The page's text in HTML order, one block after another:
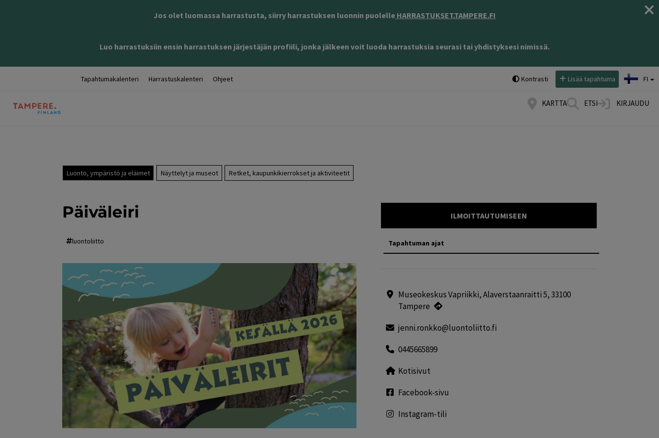
Jos olet luomassa harrastusta, siirry harrastuksen luonnin puolelle HARRASTUKSET.TAMPERE.FI
Luo harrastuksiin ensin harrastuksen järjestäjän profiili, jonka jälkeen voit luoda harrastuksia seurasi tai yhdistyksesi nimissä.
Tapahtumakalenteri Harrastuskalenteri Ohjeet Kontrasti Lisää tapahtuma FI
KARTTA ETSI KIRJAUDU
Luonto, ympäristö ja eläimet Näyttelyt ja museot Retket, kaupunkikierrokset ja aktiviteetit
Päiväleiri
luontoliitto
ILMOITTAUTUMISEEN
Tapahtuman ajat
Museokeskus Vapriikki, Alaverstaanraitti 5, 33100
Tampere
jenni.ronkko@luontoliitto.fi
0445665899
Kotisivut
Facebook-sivu
Instagram-tili